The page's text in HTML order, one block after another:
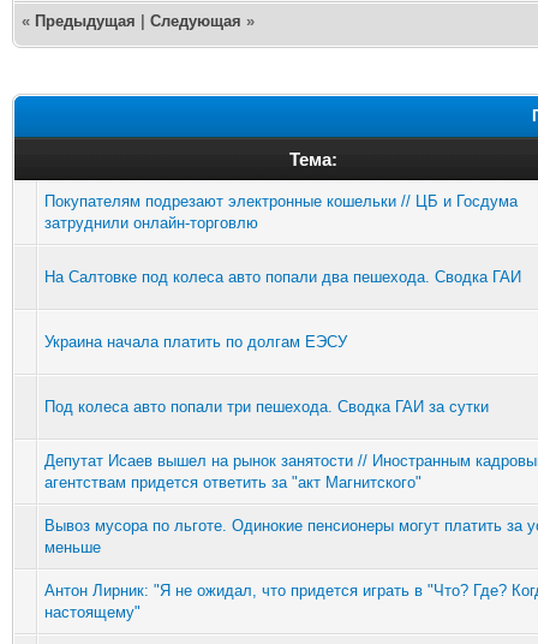
« Предыдущая Следующая »
Тема:
Покупателям подрезают электронные кошельки // ЦБ и Госдума
затруднили онлайн-торговлю
На Салтовке под колеса авто попали два пешехода. Сводка ГАИ
Украина начала платить по долгам ЕЭСУ
Под колеса авто попали три пешехода. Сводка ГАИ за сутки
Депутат Исаев вышел на рынок занятости // Иностранным
агентствам придется ответить за "акт Магнитского"
Вывоз мусора по льготе. Одинокие пенсионеры могут платить за
меньше
Антон Лирник: "Я не ожидал, что придется играть в "Что? Где?
настоящему"